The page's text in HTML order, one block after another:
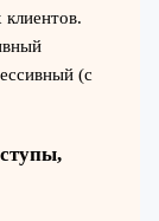
клиентов.
(с